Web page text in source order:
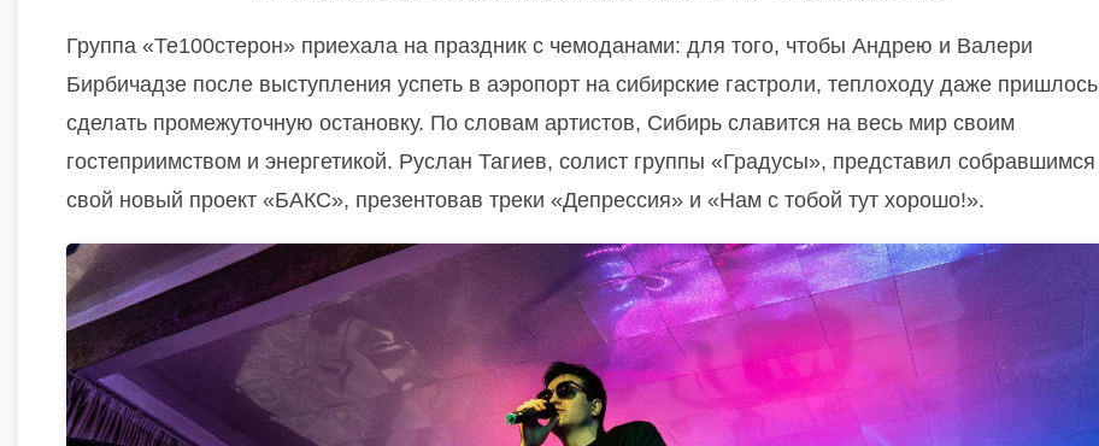
Группа «Те100стерон» приехала на праздник с чемоданами: для того, чтобы Андрею и Валери
Бирбичадзе после выступления успеть в аэропорт на сибирские гастроли, теплоходу даже пришлось
сделать промежуточную остановку. По словам артистов, Сибирь славится на весь мир своим
гостеприимством и энергетикой. Руслан Тагиев, солист группы «Градусы», представил собравшимся
свой новый проект «БАКС», презентовав треки «Депрессия» и «Нам с тобой тут хорошо!».